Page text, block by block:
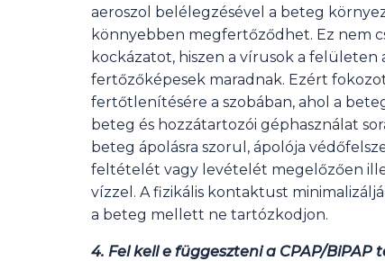
aeroszol belélegzésével a beteg
könnyebben megfertőződhet. Ez nem
kockázatot, hiszen a vírusok a
fertőzőképesek maradnak. Ezért
fertőtlenítésére a szobában, ahol a
beteg és hozzátartozói géphasználat
beteg ápolásra szorul, ápolója
feltételét vagy levételét megelőzően
vízzel. A fizikális kontaktust
a beteg mellett ne tartózkodjon.
4. Fel kell e függeszteni a CPAP/